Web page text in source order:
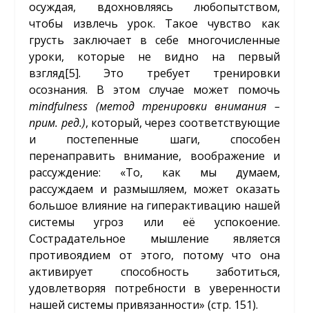
осуждая, вдохновляясь любопытством,
чтобы извлечь урок. Такое чувство как
грусть заключает в себе многочисленные
уроки, которые не видно на первый
взгляд[5]. Это требует тренировки
осознания. В этом случае может помочь
mindfulness (метод тренировки внимания –
прим. ред.), который, через соответствующие
и постепенные шаги, способен
перенаправить внимание, воображение и
рассуждение: «То, как мы думаем,
рассуждаем и размышляем, может оказать
большое влияние на гиперактивацию нашей
системы угроз или её успокоение.
Сострадательное мышление является
противоядием от этого, потому что она
активирует способность заботиться,
удовлетворяя потребности в уверенности
нашей системы привязанности» (стр. 151).